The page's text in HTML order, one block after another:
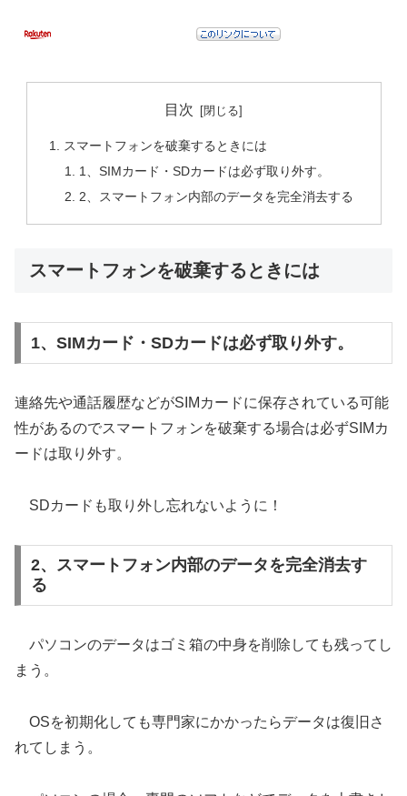
目次
スマートフォンを破棄するときには
1、SIMカード・SDカードは必ず取り外す。
2、スマートフォン内部のデータを完全消去する
スマートフォンを破棄するときには
1、SIMカード・SDカードは必ず取り外す。
連絡先や通話履歴などがSIMカードに保存されている可能
性があるのでスマートフォンを破棄する場合は必ずSIMカ
ードは取り外す。
SDカードも取り外し忘れないように！
2、スマートフォン内部のデータを完全消去す
る
パソコンのデータはゴミ箱の中身を削除しても残ってし
まう。
OSを初期化しても専門家にかかったらデータは復旧さ
れてしまう。